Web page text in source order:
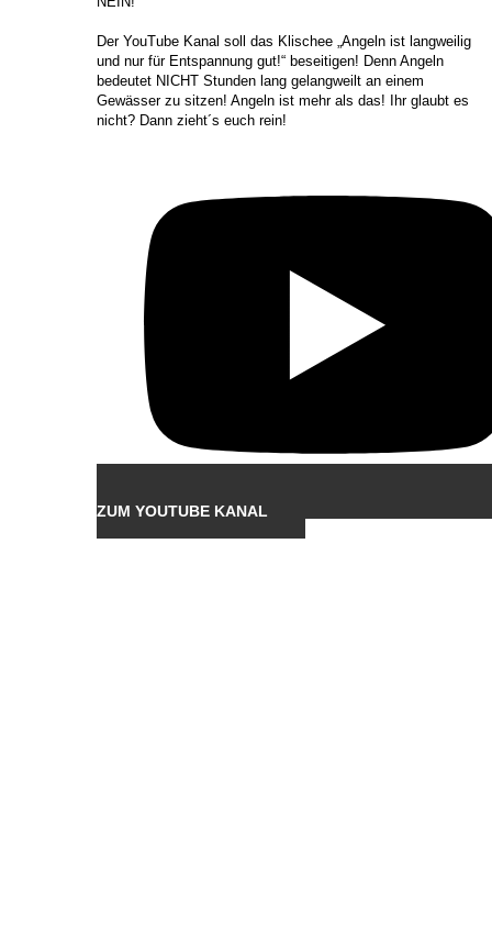
Der YouTube Kanal soll das Klischee „Angeln ist langweilig
und nur für Entspannung gut!“ beseitigen! Denn Angeln
bedeutet NICHT Stunden lang gelangweilt an einem
Gewässer zu sitzen! Angeln ist mehr als das! Ihr glaubt es
nicht? Dann zieht´s euch rein!
ZUM YOUTUBE KANAL